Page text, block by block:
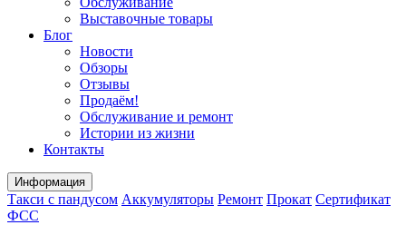
Выставочные товары
Блог
Новости
Обзоры
Отзывы
Продаём!
Обслуживание и ремонт
Истории из жизни
Контакты
Информация
Такси с пандусом Аккумуляторы Ремонт Прокат Сертификат
ФСС